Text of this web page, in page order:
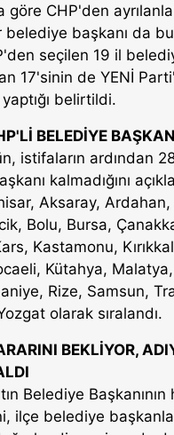
göre CHP'den
belediye başkanı da
seçilen 19 il
17'sinin de YENİ
belirtildi.
BELEDİYE
istifaların ardından
kalmadığını
Aksaray,
Bolu, Bursa,
Kastamonu,
Kütahya,
Rize, Samsun,
olarak sıralandı.
BEKLİYOR,
Belediye
ilçe belediye